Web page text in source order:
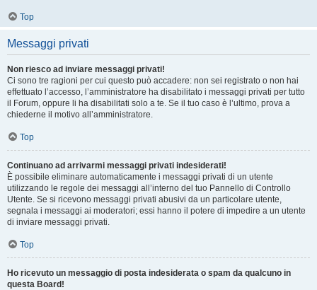
Top
Messaggi privati
Non riesco ad inviare messaggi privati!
Ci sono tre ragioni per cui questo può accadere: non sei registrato o non hai
effettuato l’accesso, l’amministratore ha disabilitato i messaggi privati per tutto
il Forum, oppure li ha disabilitati solo a te. Se il tuo caso è l’ultimo, prova a
chiederne il motivo all’amministratore.
Top
Continuano ad arrivarmi messaggi privati indesiderati!
È possibile eliminare automaticamente i messaggi privati ​​di un utente
utilizzando le regole dei messaggi all’interno del tuo Pannello di Controllo
Utente. Se si ricevono messaggi privati ​​abusivi da un particolare utente,
segnala i messaggi ai moderatori; essi hanno il potere di impedire a un utente
di inviare messaggi privati​​.
Top
Ho ricevuto un messaggio di posta indesiderata o spam da qualcuno in
questa Board!